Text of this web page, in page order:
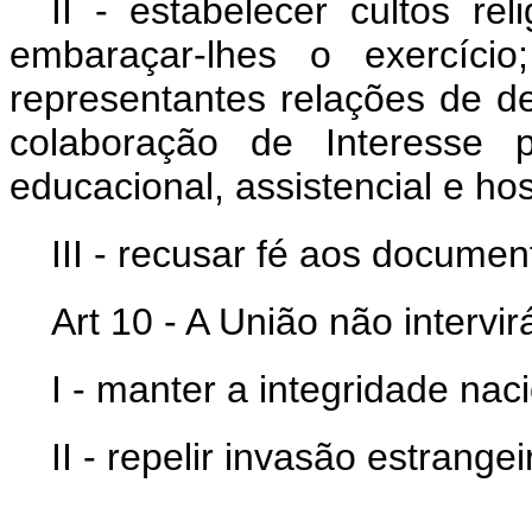
II - estabelecer cultos
embaraçar-lhes o
representantes relações de
colaboração de Interesse
educacional, assistencial e
III - recusar fé aos
Art 10 - A União não
I - manter a integridade
II - repelir invasão